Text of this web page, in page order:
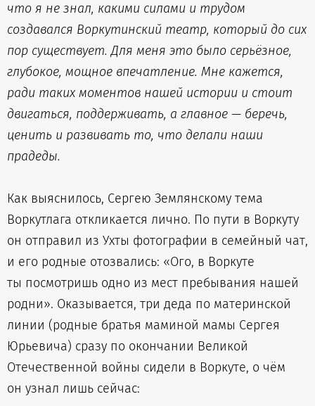
что я не знал, какими силами и трудом
создавался Воркутинский театр, который до сих
пор существует. Для меня это было серьёзное,
глубокое, мощное впечатление. Мне кажется,
ради таких моментов нашей истории и стоит
двигаться, поддерживать, а главное — беречь,
ценить и развивать то, что делали наши
прадеды.
Как выяснилось, Сергею Землянскому тема
Воркутлага откликается лично. По пути в Воркуту
он отправил из Ухты фотографии в семейный чат,
и его родные отозвались: «Ого, в Воркуте
ты посмотришь одно из мест пребывания нашей
родни». Оказывается, три деда по материнской
линии (родные братья маминой мамы Сергея
Юрьевича) сразу по окончании Великой
Отечественной войны сидели в Воркуте, о чём
он узнал лишь сейчас: